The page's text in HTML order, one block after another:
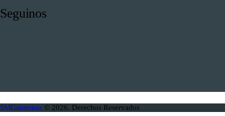
Seguinos
SMGsistemas © 2026. Derechos Reservados